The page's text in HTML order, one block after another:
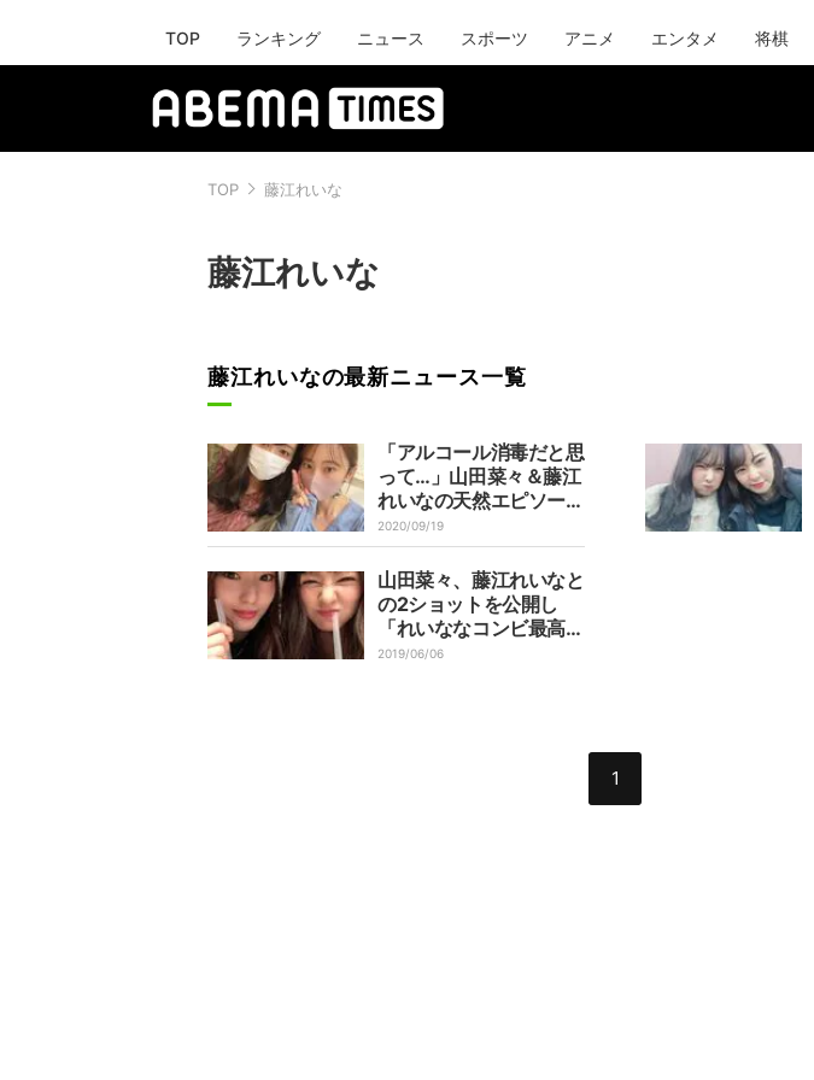
TOP ランキング ニュース スポーツ アニメ エンタメ 将棋
TOP 藤江れいな
藤江れいな
藤江れいなの最新ニュース一覧
「アルコール消毒だと思
って…」山田菜々＆藤江
れいなの天然エピソード
に「ほんま可愛い」「ド
天然さが素敵」の声
2020/09/19
山田菜々、藤江れいなと
の2ショットを公開し
「れいななコンビ最高」
「女神が2人いる」の声
2019/06/06
1